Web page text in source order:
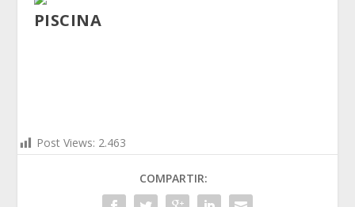
PISCINA
Post Views: 2.463
COMPARTIR: